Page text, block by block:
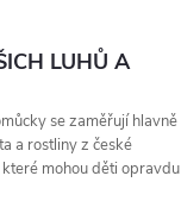
LUHŮ A
se zaměřují hlavně
a rostliny z české
mohou děti opravdu